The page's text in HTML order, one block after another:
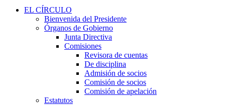
EL CÍRCULO
Bienvenida del Presidente
Órganos de Gobierno
Junta Directiva
Comisiones
Revisora de cuentas
De disciplina
Admisión de socios
Comisión de socios
Comisión de apelación
Estatutos